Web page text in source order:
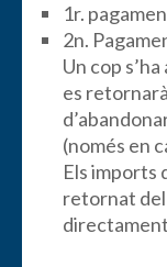
1r.
2n.
Un cop
es
(només en
Els imports
retornat del